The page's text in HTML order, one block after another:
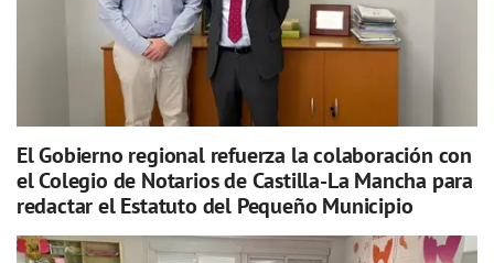
El Gobierno regional refuerza la colaboración con
el Colegio de Notarios de Castilla-La Mancha para
redactar el Estatuto del Pequeño Municipio